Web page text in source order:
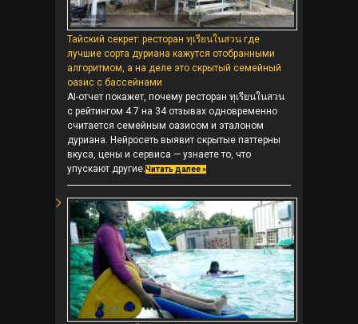
Тайский секрет: ресторан ทุเรียนในสวน где
лучшие сорта дуриана кажутся отобранными
алгоритмом, а на деле это скрытый семейный
оазис с бассейнами
AI-отчет покажет, почему ресторан ทุเรียนในสวน
с рейтингом 4.7 на 34 отзывах одновременно
считается семейным оазисом и эталоном
дуриана. Нейросеть выявит скрытые паттерны
вкуса, цены и сервиса — узнаете то, что
упускают другие.Читать далее »